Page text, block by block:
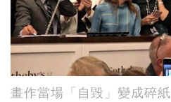
畫作當場「自毀」變成碎紙